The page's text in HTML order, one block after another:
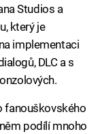
Studios a
který je
implementaci
DLC a s
fanouškovského
podílí mnoho